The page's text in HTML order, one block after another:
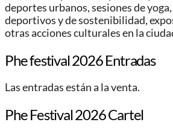
deportes urbanos, sesiones de
deportivos y de sostenibilidad,
otras acciones culturales en la
Phe festival 2026 Entradas
Las entradas están a la venta.
Phe Festival 2026 Cartel